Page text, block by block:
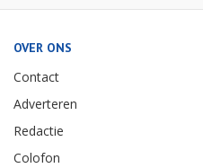
OVER ONS
Contact
Adverteren
Redactie
Colofon